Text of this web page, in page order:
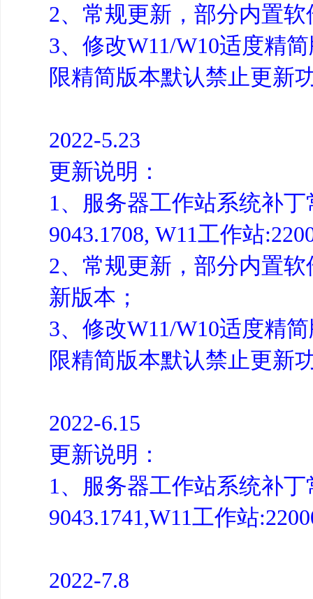
2、常规更新，部分内置软
3、修改W11/W10适度精
限精简版本默认禁止更新
2022-5.23
更新说明：
1、服务器工作站系统补
9043.1708, W11工作站
2、常规更新，部分内置
新版本；
3、修改W11/W10适度精
限精简版本默认禁止更新
2022-6.15
更新说明：
1、服务器工作站系统补
9043.1741,W11工作站
2022-7.8